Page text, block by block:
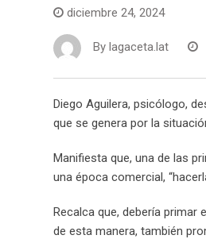
diciembre 24, 2024
By lagaceta.lat
Diego Aguilera, psicólogo,
que se genera por la
Manifiesta que, una de las
una época comercial,
Recalca que, debería primar
de esta manera, también